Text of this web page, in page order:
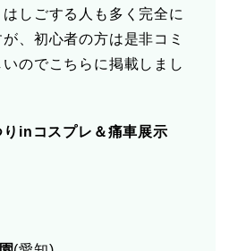
しごする人も多く完全に
、初心者の方は是非コミ
のでこちらに掲載しまし
inコスプレ＆痛車展示